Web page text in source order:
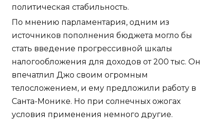
политическая стабильность.
По мнению парламентария, одним из
источников пополнения бюджета могло бы
стать введение прогрессивной шкалы
налогообложения для доходов от 200 тыс. Он
впечатлил Джо своим огромным
телосложением, и ему предложили работу в
Санта-Монике. Но при солнечных ожогах
условия применения немного другие.